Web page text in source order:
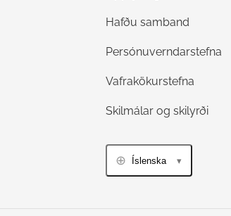
Hafðu samband
Persónuverndarstefna
Vafrakökurstefna
Skilmálar og skilyrði
Íslenska